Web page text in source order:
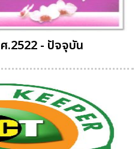
.2522 - ปัจจุบัน